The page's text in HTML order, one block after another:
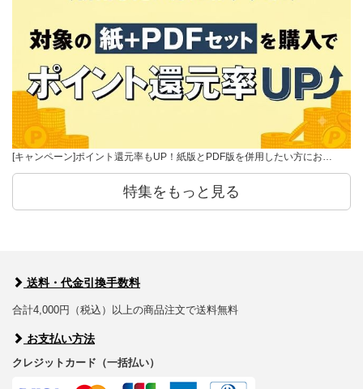
[キャンペーン]ポイント還元率もUP！紙版とPDF版を併用したい方にお…
特集をもっと見る
送料・代金引換手数料
合計4,000円（税込）以上の商品注文で送料無料
お支払い方法
クレジットカード（一括払い）